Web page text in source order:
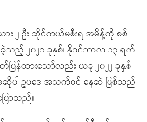
ား ၂ ဦး ဆိုင်ကယ်မစီးရ အမိန့်ကို စစ်
သည့် ၂၀၂၁ ခုနှစ်၊ နိုဝင်ဘာလ ၁၃ ရက်
န်ထားသော်လည်း ယခု ၂၀၂၂ ခုနှစ်
ါ ဥပဒေ အသက်ဝင် နေဆဲ ဖြစ်သည်
ောသည်။